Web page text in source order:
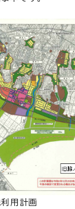
用計画